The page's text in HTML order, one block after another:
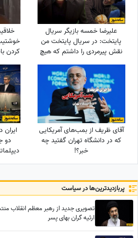
علیرضا خمسه بازیگر سریال
پایتخت: در سریال پایتخت من
نقش پیرمردی را داشتم که هیچ
دیالوگی نداشت! پنجعلی از طریق
نگاهش با مردم حرف می زد
سال
عجب
خودت
آقای ظریف از بمب‌های آمریکایی
که در دانشگاه تهران گفتید چه
خبر؟!
دو
پربازدید‌ترین‌ها در سیاست
تصویری جدید از رهبر معظم انقلاب
ارثیه گران بهای پسر